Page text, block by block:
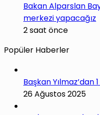
Bakan Alparslan
merkezi yapacağız
2 saat önce
Popüler Haberler
Başkan Yılmaz’dan
26 Ağustos 2025